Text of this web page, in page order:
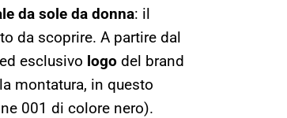
da sole da donna: il
da scoprire. A partire dal
esclusivo logo del brand
montatura, in questo
001 di colore nero).